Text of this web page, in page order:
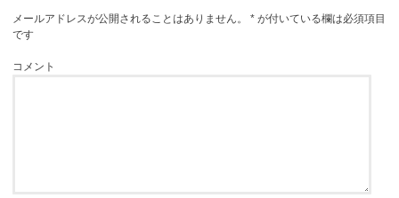
メールアドレスが公開されることはありません。 * が付いている欄は必須項目
です
コメント